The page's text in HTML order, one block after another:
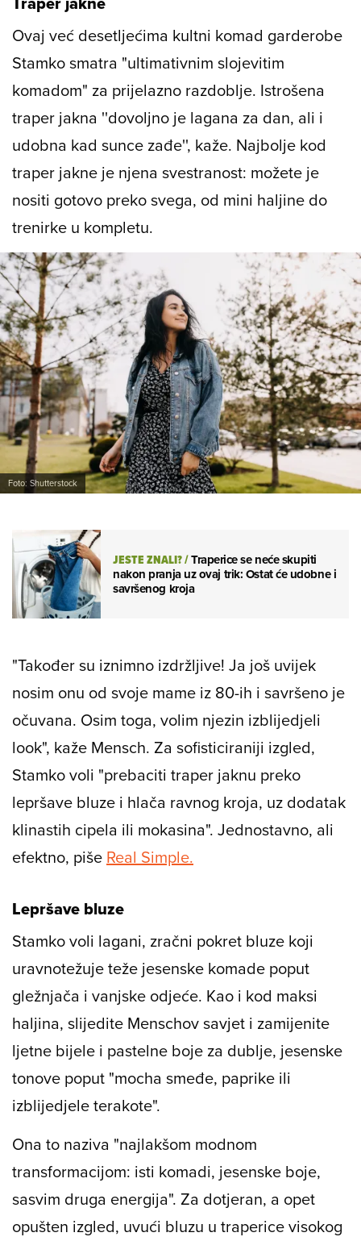
Ovaj već desetljećima kultni komad garderobe
Stamko smatra "ultimativnim slojevitim
komadom" za prijelazno razdoblje. Istrošena
traper jakna ''dovoljno je lagana za dan, ali i
udobna kad sunce zađe'', kaže. Najbolje kod
traper jakne je njena svestranost: možete je
nositi gotovo preko svega, od mini haljine do
trenirke u kompletu.
Foto: Shutterstock
JESTE ZNALI?/Traperice se neće skupiti
nakon pranja uz ovaj trik: Ostat će udobne i
savršenog kroja
"Također su iznimno izdržljive! Ja još uvijek
nosim onu od svoje mame iz 80-ih i savršeno je
očuvana. Osim toga, volim njezin izblijedjeli
look", kaže Mensch. Za sofisticiraniji izgled,
Stamko voli "prebaciti traper jaknu preko
lepršave bluze i hlača ravnog kroja, uz dodatak
klinastih cipela ili mokasina". Jednostavno, ali
efektno, piše Real Simple.
Lepršave bluze
Stamko voli lagani, zračni pokret bluze koji
uravnotežuje teže jesenske komade poput
gležnjača i vanjske odjeće. Kao i kod maksi
haljina, slijedite Menschov savjet i zamijenite
ljetne bijele i pastelne boje za dublje, jesenske
tonove poput "mocha smeđe, paprike ili
izblijedjele terakote".
Ona to naziva "najlakšom modnom
transformacijom: isti komadi, jesenske boje,
sasvim druga energija". Za dotjeran, a opet
opušten izgled, uvući bluzu u traperice visokog